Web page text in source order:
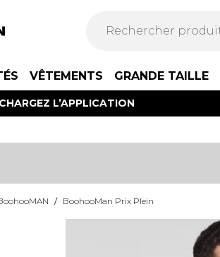
VÊTEMENTS GRANDE TAILLE
L’APPLICATION
/ BoohooMan Prix Plein